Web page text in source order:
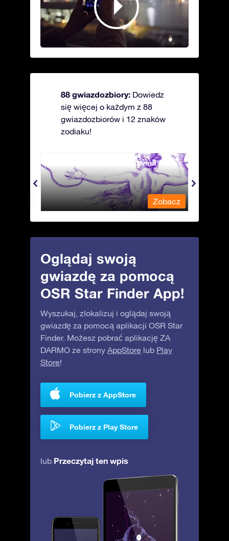
88 gwiazdozbiory: Dowiedz
się więcej o każdym z 88
gwiazdozbiorów i 12 znaków
zodiaku!
Andromeda - Związana panna
Zobacz
Oglądaj swoją
gwiazdę za pomocą
OSR Star Finder App!
Wyszukaj, zlokalizuj i oglądaj swoją
gwiazdę za pomocą aplikacji OSR Star
Finder. Możesz pobrać aplikację ZA
DARMO ze strony AppStore lub Play
Store!
Pobierz z AppStore
Pobierz z Play Store
lub Przeczytaj ten wpis